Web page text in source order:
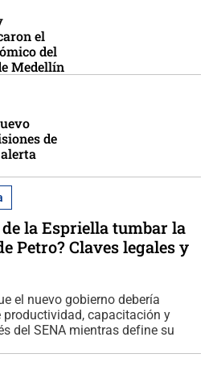
el
del
Medellín
de
la Espriella tumbar la
Petro? Claves legales y
el nuevo gobierno debería
capacitación y
del SENA mientras define su